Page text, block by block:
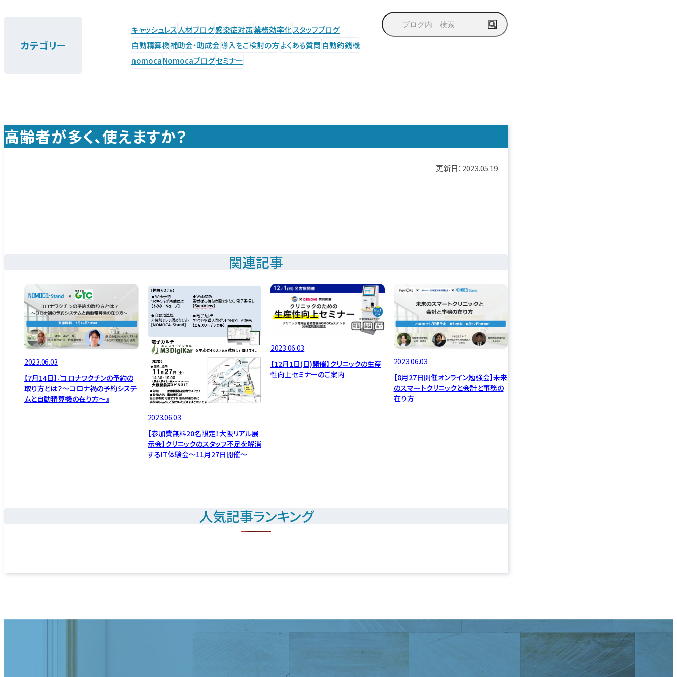
カテゴリー
キャッシュレス 人材ブログ感染症対策業務効率化スタッフブログ
自動精算機補助金・助成金導入をご検討の方よくある質問 自動釣銭機
nomocaNomocaブログセミナー
高齢者が多く、使えますか？
更新日： 2023.05.19
関連記事
2023.06.03
【7月14日】『コロナワクチンの予約の
取り方とは？～コロナ禍の予約システ
ムと自動精算機の在り方～』
2023.06.03
【参加費無料20名限定！大阪リアル展
示会】クリニックのスタッフ不足を解消
するIT体験会～11月27日開催～
2023.06.03
【12月1日(日)開催】クリニックの生産
性向上セミナーのご案内
2023.06.03
【8月27日開催オンライン勉強会】未来
のスマートクリニックと会計と事務の
在り方
人気記事ランキング